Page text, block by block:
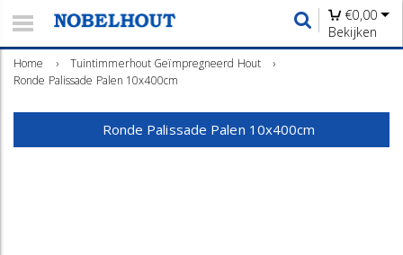
€0,00
Bekijken
Home › Tuintimmerhout Geïmpregneerd Hout
›
Ronde Palissade Palen 10x400cm
Ronde Palissade Palen 10x400cm